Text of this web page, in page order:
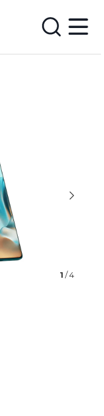
1 / 4